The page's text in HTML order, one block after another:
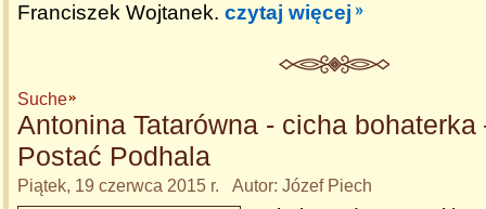
Franciszek Wojtanek. czytaj więcej
Suche
Antonina Tatarówna - cicha bohaterka
Postać Podhala
Piątek, 19 czerwca 2015 r. Autor: Józef Piech